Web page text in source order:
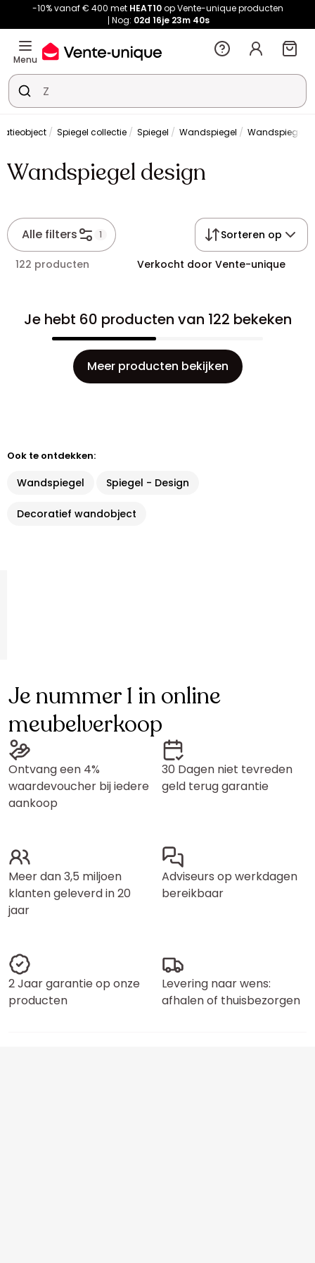
-10% vanaf € 400 met HEAT10op Vente-unique producten
Nog: 02d 16je 23m 40s
Menu
Spiegel collectie Spiegel Wandspiegel Wandspiegel
Wandspiegel design
Alle filters 1 Sorteren op
122 producten Verkocht door Vente-unique
Je hebt 60 producten van 122 bekeken
Meer producten bekijken
Ook te ontdekken:
Wandspiegel Spiegel - Design
Decoratief wandobject
Je nummer 1 in online
meubelverkoop
Ontvang een 4%
waardevoucher bij iedere
aankoop
30 Dagen niet tevreden
geld terug garantie
Meer dan 3,5 miljoen
klanten geleverd in 20
jaar
Adviseurs op werkdagen
bereikbaar
2 Jaar garantie op onze
producten
Levering naar wens:
afhalen of thuisbezorgen